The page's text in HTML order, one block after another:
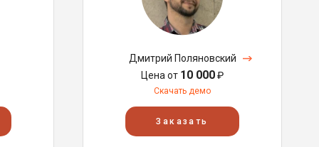
Дмитрий Поляновский
Цена от 10 000₽
Скачать демо
Заказать